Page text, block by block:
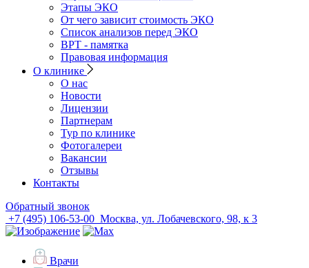
Этапы ЭКО
От чего зависит стоимость ЭКО
Список анализов перед ЭКО
ВРТ - памятка
Правовая информация
О клинике
О нас
Новости
Лицензии
Партнерам
Тур по клинике
Фотогалереи
Вакансии
Отзывы
Контакты
Обратный звонок
+7 (495) 106-53-00 Москва, ул. Лобачевского, 98, к 3
Врачи